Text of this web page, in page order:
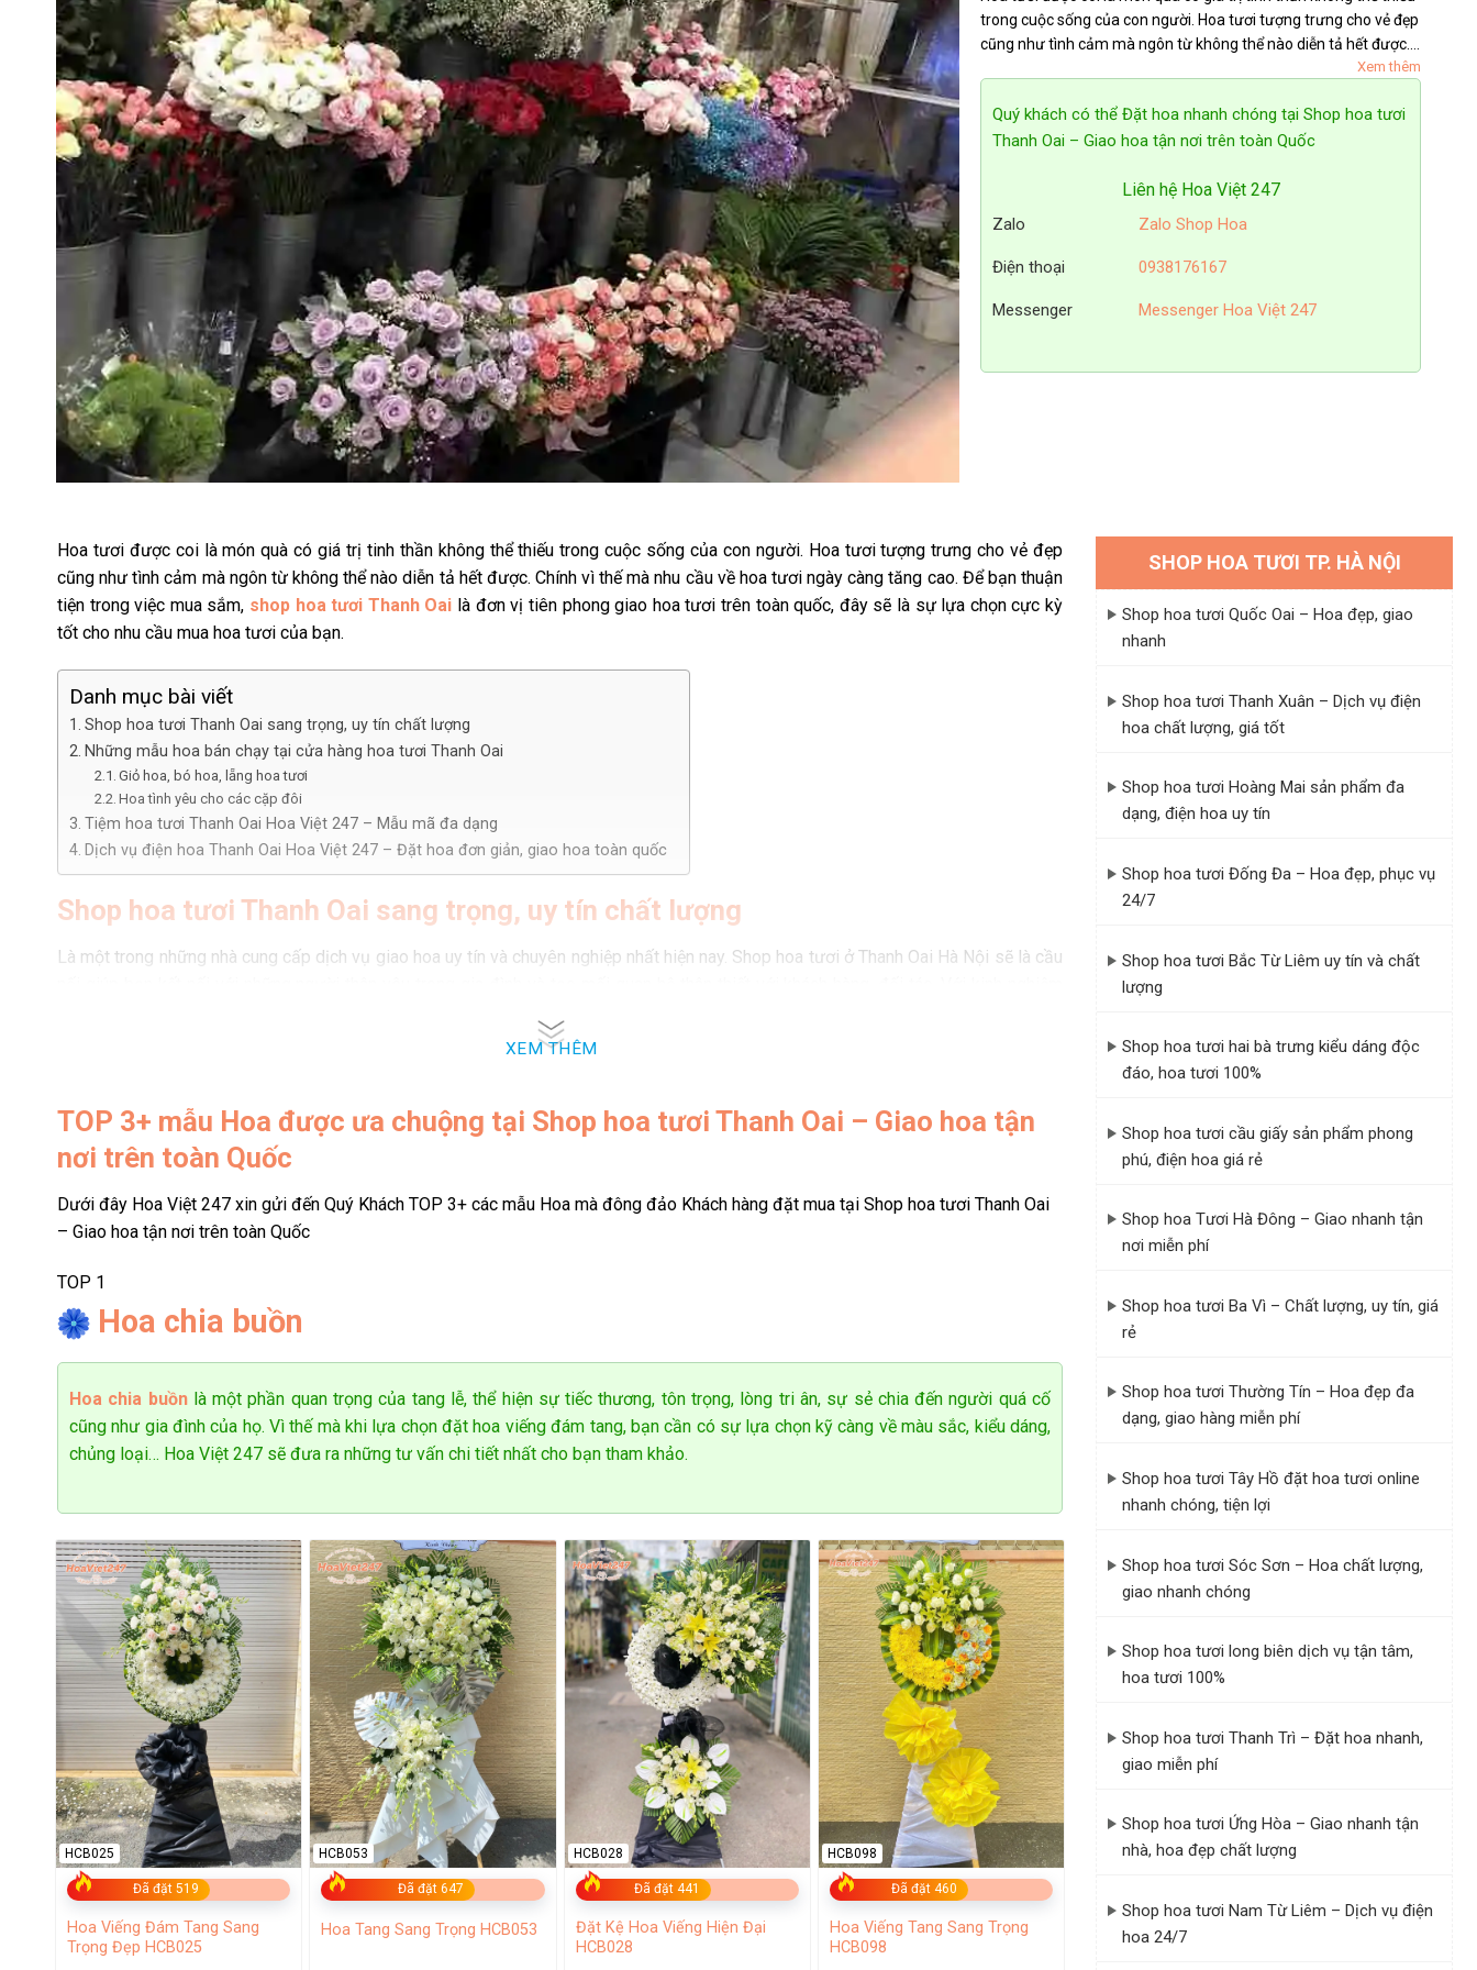
trong cuộc sống của con người. Hoa tươi tượng trưng cho vẻ đẹp
cũng như tình cảm mà ngôn từ không thể nào diễn tả hết được.
Chính vì thế mà nhu cầu về hoa tươi ngày càng tăng cao....Xem thêm
Quý khách có thể Đặt hoa nhanh chóng tại Shop hoa tươi
Thanh Oai – Giao hoa tận nơi trên toàn Quốc
Liên hệ Hoa Việt 247
Zalo Zalo Shop Hoa
Điện thoại 0938176167
Messenger Messenger Hoa Việt 247
Hoa tươi được coi là món quà có giá trị tinh thần không thể thiếu trong cuộc sống của con người. Hoa tươi tượng trưng cho vẻ đẹp
cũng như tình cảm mà ngôn từ không thể nào diễn tả hết được. Chính vì thế mà nhu cầu về hoa tươi ngày càng tăng cao. Để bạn thuận
tiện trong việc mua sắm, shop hoa tươi Thanh Oai là đơn vị tiên phong giao hoa tươi trên toàn quốc, đây sẽ là sự lựa chọn cực kỳ
tốt cho nhu cầu mua hoa tươi của bạn.
Danh mục bài viết
Shop hoa tươi Thanh Oai sang trọng, uy tín chất lượng
Những mẫu hoa bán chạy tại cửa hàng hoa tươi Thanh Oai
Giỏ hoa, bó hoa, lẵng hoa tươi
Hoa tình yêu cho các cặp đôi
Tiệm hoa tươi Thanh Oai Hoa Việt 247 – Mẫu mã đa dạng
Dịch vụ điện hoa Thanh Oai Hoa Việt 247 – Đặt hoa đơn giản, giao hoa toàn quốc
Shop hoa tươi Thanh Oai sang trọng, uy tín chất lượng
Là một trong những nhà cung cấp dịch vụ giao hoa uy tín và chuyên nghiệp nhất hiện nay. Shop hoa tươi ở Thanh Oai Hà Nội sẽ là cầu
sản phẩm đều là những loại hoa tươi đẹp nhất được shop nhập về hàng ngày tại các nhà vườn uy tín nhất trên toàn quốc nên bạn có
thể hoàn toàn yên tâm về chất lượng sản phẩm cũng như dịch vụ của chúng tôi.
Shop hoa tại Thanh Oai là shop hoa tươi đáng tin cậy của khách hàng. Đến với shop bạn sẽ có thể lựa chọn cho mình và người thân
những bó hoa tươi đẹp nhất với mẫu mã đa dạng, kiểu dáng linh hoạt, phù hợp với yêu cầu của quý khách hàng.
Giờ đây, bài toán làm thế nào để chọn được loại hoa phù hợp với mình đã được hoa tươi Thanh Oai giải quyết. Với kinh nghiệm nhiều
bảo sự hài lòng của khách hàng.
hoa tươi tốt nhất, dịch vụ giao hoa nhanh chóng với giá cả hợp lý nhất.
– Xem thêm:
Shop hoa tươi Hà Nội đa dạng kiểu dáng, giao hoa siêu tốc
Shop hoa tươi Hà Đông – Tư vấn nhiệt tình giao nhanh tận nơi
Shop hoa tươi Chương Mỹ – Giao nhanh tận nơi trong 2h
XEM THÊM
TOP 3+ mẫu Hoa được ưa chuộng tại Shop hoa tươi Thanh Oai – Giao hoa tận
nơi trên toàn Quốc
Dưới đây Hoa Việt 247 xin gửi đến Quý Khách TOP 3+ các mẫu Hoa mà đông đảo Khách hàng đặt mua tại Shop hoa tươi Thanh Oai
– Giao hoa tận nơi trên toàn Quốc
TOP 1
Hoa chia buồn
Hoa chia buồnlà một phần quan trọng của tang lễ, thể hiện sự tiếc thương, tôn trọng, lòng tri ân, sự sẻ chia đến người quá cố
cũng như gia đình của họ. Vì thế mà khi lựa chọn đặt hoa viếng đám tang, bạn cần có sự lựa chọn kỹ càng về màu sắc, kiểu dáng,
chủng loại… Hoa Việt 247 sẽ đưa ra những tư vấn chi tiết nhất cho bạn tham khảo.
Đã đặt 519
HCB025
Hoa Viếng Đám Tang Sang
Trọng Đẹp HCB025
Đã đặt 647
HCB053
Hoa Tang Sang Trọng HCB053
Đã đặt 441
HCB028
Đặt Kệ Hoa Viếng Hiện Đại
HCB028
Đã đặt 460
HCB098
Hoa Viếng Tang Sang Trọng
HCB098
SHOP HOA TƯƠI TP. HÀ NỘI
Shop hoa tươi Quốc Oai – Hoa đẹp, giao
nhanh
Shop hoa tươi Thanh Xuân – Dịch vụ điện
hoa chất lượng, giá tốt
Shop hoa tươi Hoàng Mai sản phẩm đa
dạng, điện hoa uy tín
Shop hoa tươi Đống Đa – Hoa đẹp, phục vụ
24/7
Shop hoa tươi Bắc Từ Liêm uy tín và chất
lượng
Shop hoa tươi hai bà trưng kiểu dáng độc
đáo, hoa tươi 100%
Shop hoa tươi cầu giấy sản phẩm phong
phú, điện hoa giá rẻ
Shop hoa Tươi Hà Đông – Giao nhanh tận
nơi miễn phí
Shop hoa tươi Ba Vì – Chất lượng, uy tín, giá
rẻ
Shop hoa tươi Thường Tín – Hoa đẹp đa
dạng, giao hàng miễn phí
Shop hoa tươi Tây Hồ đặt hoa tươi online
nhanh chóng, tiện lợi
Shop hoa tươi Sóc Sơn – Hoa chất lượng,
giao nhanh chóng
Shop hoa tươi long biên dịch vụ tận tâm,
hoa tươi 100%
Shop hoa tươi Thanh Trì – Đặt hoa nhanh,
giao miễn phí
Shop hoa tươi Ứng Hòa – Giao nhanh tận
nhà, hoa đẹp chất lượng
Shop hoa tươi Nam Từ Liêm – Dịch vụ điện
hoa 24/7